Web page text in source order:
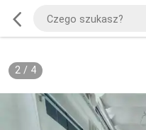
2/ 4